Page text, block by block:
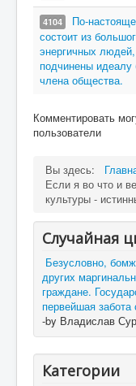
4104
По-
состоит из
энергичных
подчинены идеалу
члена общества.
Комментировать
пользователи
Вы здесь:
Если я во что и
культуры -
Случайная
Безусловно,
других
граждане.
первейшая забота
-by Владислав
Категории